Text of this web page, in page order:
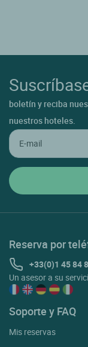
boletín y reciba
nuestros hoteles.
Reserva por
+33(0)1 45 84
Un asesor a su
Soporte y FAQ
Mis reservas